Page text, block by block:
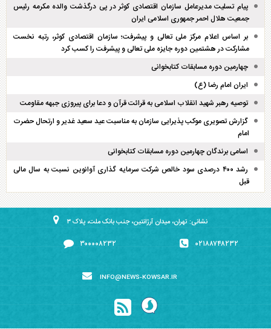
پیام تسلیت مدیرعامل سازمان اقتصادی کوثر در پی درگذشت والده مکرمه رئیس
جمعیت هلال احمر جمهوری اسلامی ایران
بر اساس اعلام مرکز ملی تعالی و پیشرفت؛ سازمان اقتصادی کوثر، رتبه نخست
مشارکت در هشتمین دوره جایزه ملی تعالی و پیشرفت را کسب کرد
چهارمین دوره مسابقات کتابخوانی
ایران امام رضا (ع)
توصیه رهبر شهید انقلاب اسلامی به قرائت قرآن و دعا برای پیروزی جبهه مقاومت
گزارش تصویری موکب پذیرایی سازمان به مناسبت عید سعید غدیر و ارتحال حضرت
امام
اسامی برندگان چهارمین دوره مسابقات کتابخوانی
رشد ۴۰۰ درصدی سود خالص شرکت سرمایه گذاری آوانوین نسبت به سال مالی
قبل
نشانی: تهران، میدان آرژانتین، جنب بانک ملت، پلاک ۳
۰۲۱۸۸۷۴۸۲۳۲ ۳۰۰۰۰۸۲۳۲
INFO@NEWS-KOWSAR.IR